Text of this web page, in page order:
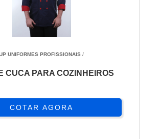
UNIFORMES PROFISSIONAIS /
CUCA PARA COZINHEIROS
COTAR AGORA